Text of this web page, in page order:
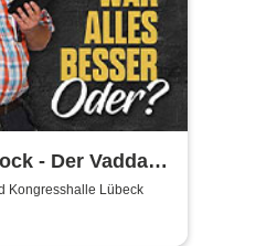
- Der Vadda -
besser,
Kongresshalle Lübeck